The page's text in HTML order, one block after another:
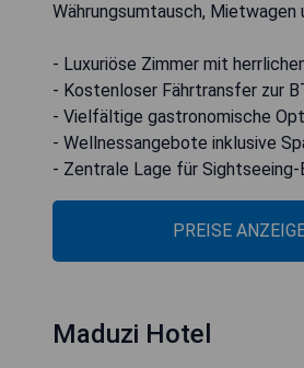
Währungsumtausch, Mietwagen
- Luxuriöse Zimmer mit
- Kostenloser Fährtransfer zur
- Vielfältige gastronomische
- Wellnessangebote inklusive
- Zentrale Lage für Sightseeing-
PREISE
Maduzi Hotel